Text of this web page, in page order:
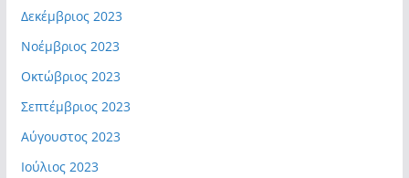
Δεκέμβριος 2023
Νοέμβριος 2023
Οκτώβριος 2023
Σεπτέμβριος 2023
Αύγουστος 2023
Ιούλιος 2023